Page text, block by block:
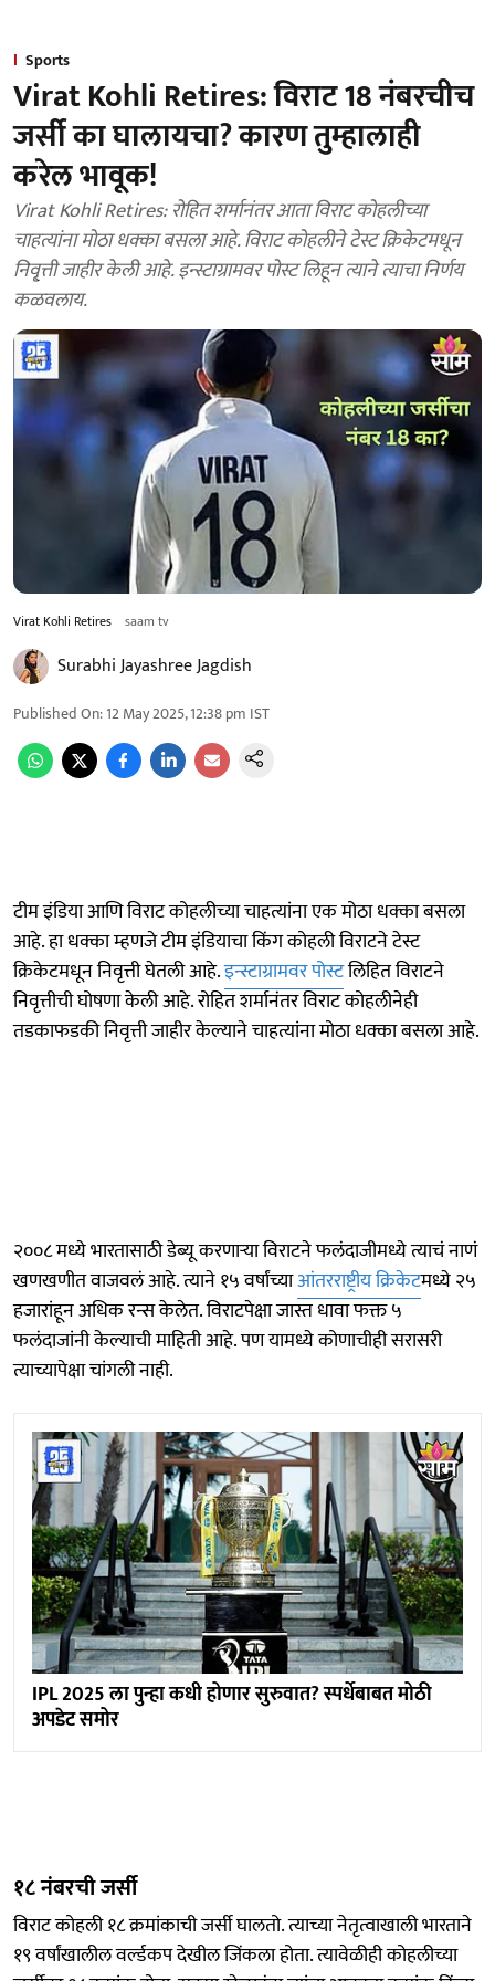
Sports
Virat Kohli Retires: विराट 18 नंबरचीच
जर्सी का घालायचा? कारण तुम्हालाही
करेल भावूक!
Virat Kohli Retires: रोहित शर्मानंतर आता विराट कोहलीच्या
चाहत्यांना मोठा धक्का बसला आहे. विराट कोहलीने टेस्ट क्रिकेटमधून
निवृ्त्ती जाहीर केली आहे. इन्स्टाग्रामवर पोस्ट लिहून त्याने त्याचा निर्णय
कळवलाय.
Virat Kohli Retires saam tv
Surabhi Jayashree Jagdish
Published On:12 May 2025, 12:38 pm IST
टीम इंडिया आणि विराट कोहलीच्या चाहत्यांना एक मोठा धक्का बसला
आहे. हा धक्का म्हणजे टीम इंडियाचा किंग कोहली विराटने टेस्ट
क्रिकेटमधून निवृत्ती घेतली आहे.इन्स्टाग्रामवर पोस्टलिहित विराटने
निवृत्तीची घोषणा केली आहे. रोहित शर्मानंतर विराट कोहलीनेही
तडकाफडकी निवृत्ती जाहीर केल्याने चाहत्यांना मोठा धक्का बसला आहे.
२००८ मध्ये भारतासाठी डेब्यू करणाऱ्या विराटने फलंदाजीमध्ये त्याचं नाणं
खणखणीत वाजवलं आहे. त्याने १५ वर्षांच्याआंतरराष्ट्रीय क्रिकेटमध्ये २५
हजारांहून अधिक रन्स केलेत. विराटपेक्षा जास्त धावा फक्त ५
फलंदाजांनी केल्याची माहिती आहे. पण यामध्ये कोणाचीही सरासरी
त्याच्यापेक्षा चांगली नाही.
IPL 2025 ला पुन्हा कधी होणार सुरुवात? स्पर्धेबाबत मोठी
अपडेट समोर
१८ नंबरची जर्सी
विराट कोहली १८ क्रमांकाची जर्सी घालतो. त्याच्या नेतृत्वाखाली भारताने
१९ वर्षांखालील वर्ल्डकप देखील जिंकला होता. त्यावेळीही कोहलीच्या